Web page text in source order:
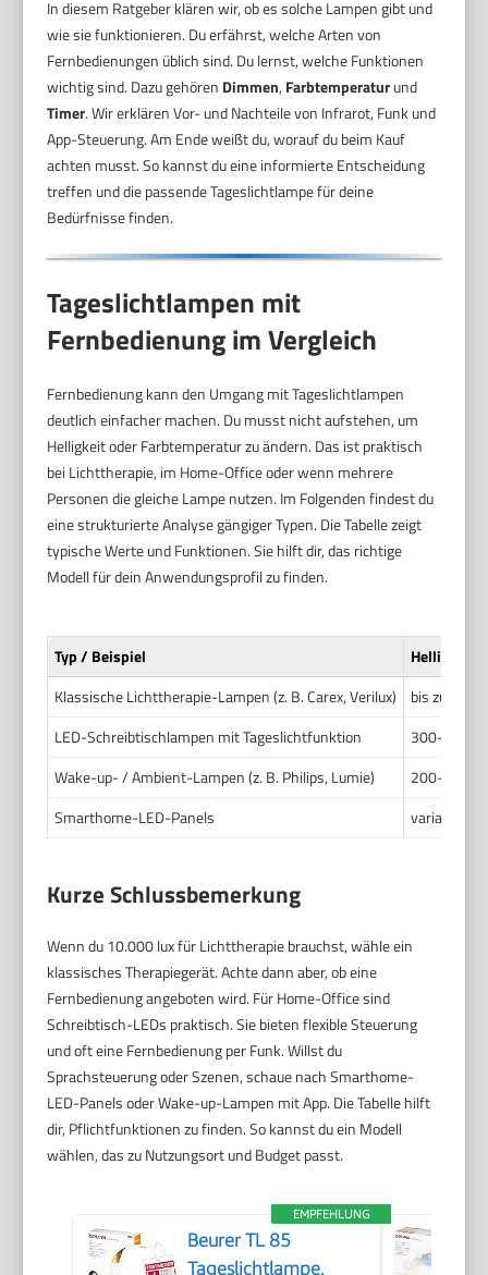
In diesem Ratgeber klären wir, ob es solche Lampen gibt und
wie sie funktionieren. Du erfährst, welche Arten von
Fernbedienungen üblich sind. Du lernst, welche Funktionen
wichtig sind. Dazu gehören Dimmen, Farbtemperaturund
Timer. Wir erklären Vor- und Nachteile von Infrarot, Funk und
App-Steuerung. Am Ende weißt du, worauf du beim Kauf
achten musst. So kannst du eine informierte Entscheidung
treffen und die passende Tageslichtlampe für deine
Bedürfnisse finden.
Tageslichtlampen mit
Fernbedienung im Vergleich
Fernbedienung kann den Umgang mit Tageslichtlampen
deutlich einfacher machen. Du musst nicht aufstehen, um
Helligkeit oder Farbtemperatur zu ändern. Das ist praktisch
bei Lichttherapie, im Home-Office oder wenn mehrere
Personen die gleiche Lampe nutzen. Im Folgenden findest du
eine strukturierte Analyse gängiger Typen. Die Tabelle zeigt
typische Werte und Funktionen. Sie hilft dir, das richtige
Modell für dein Anwendungsprofil zu finden.
Typ / Beispiel
Helligkeit
Klassische Lichttherapie-Lampen (z. B. Carex, Verilux)
bis zu
LED-Schreibtischlampen mit Tageslichtfunktion
300–2.000
Wake-up- / Ambient-Lampen (z. B. Philips, Lumie)
200–1.500
Smarthome-LED-Panels
variabel,
Kurze Schlussbemerkung
Wenn du 10.000 lux für Lichttherapie brauchst, wähle ein
klassisches Therapiegerät. Achte dann aber, ob eine
Fernbedienung angeboten wird. Für Home-Office sind
Schreibtisch-LEDs praktisch. Sie bieten flexible Steuerung
und oft eine Fernbedienung per Funk. Willst du
Sprachsteuerung oder Szenen, schaue nach Smarthome-
LED-Panels oder Wake-up-Lampen mit App. Die Tabelle hilft
dir, Pflichtfunktionen zu finden. So kannst du ein Modell
wählen, das zu Nutzungsort und Budget passt.
EMPFEHLUNG
Beurer TL 85
Tageslichtlampe,